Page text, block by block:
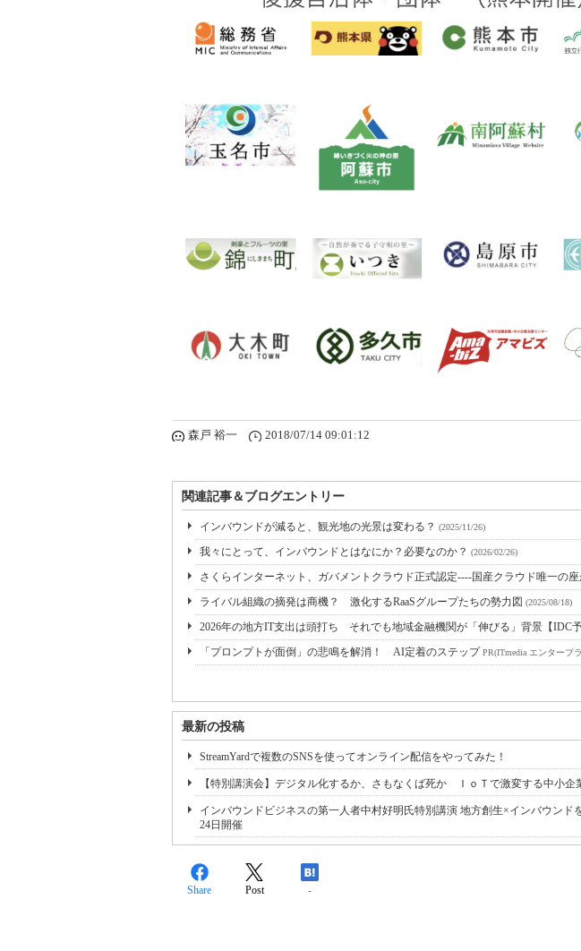
森戸 裕一 2018/07/14 09:01:12
関連記事＆ブログエントリー
インバウンドが減ると、観光地の光景は変わる？ (2025/11/26)
我々にとって、インバウンドとはなにか？必要なのか？ (2026/02/26)
さくらインターネット、ガバメントクラウド正式認定----国産クラウド唯一の座
ライバル組織の摘発は商機？ 激化するRaaSグループたちの勢力図 (2025/08/18)
2026年の地方IT支出は頭打ち それでも地域金融機関が「伸びる」背景【IDC
「プロンプトが面倒」の悲鳴を解消！ AI定着のステップPR(ITmedia エンタープ
最新の投稿
StreamYardで複数のSNSを使ってオンライン配信をやってみた！
【特別講演会】デジタル化するか、さもなくば死か ＩｏＴで激変する中小企
インバウンドビジネスの第一人者中村好明氏特別講演 地方創生×インバウンド
24日開催
Share Post -